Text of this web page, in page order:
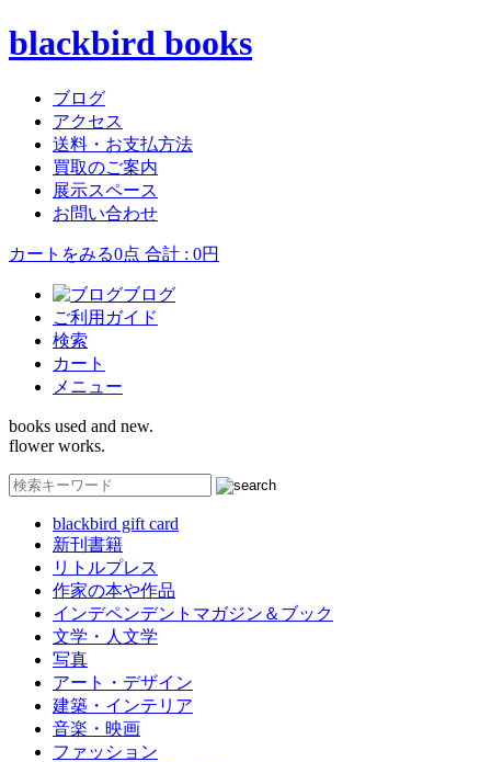
blackbird books
ブログ
アクセス
送料・お支払方法
買取のご案内
展示スペース
お問い合わせ
カートをみる0点 合計 : 0円
ブログ
ご利用ガイド
検索
カート
メニュー
books used and new.
flower works.
blackbird gift card
新刊書籍
リトルプレス
作家の本や作品
インデペンデントマガジン＆ブック
文学・人文学
写真
アート・デザイン
建築・インテリア
音楽・映画
ファッション